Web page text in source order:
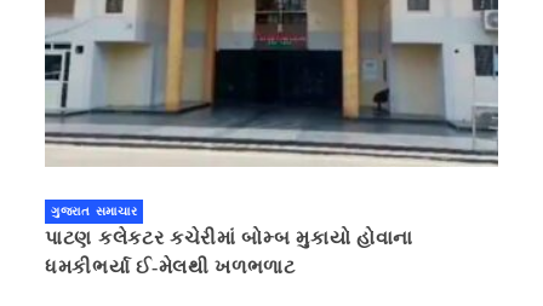
ગુજરાત સમાચાર
પાટણ કલેકટર કચેરીમાં બોમ્બ મુકાયો હોવાના
ધમકીભર્યા ઈ-મેલથી ખળભળાટ